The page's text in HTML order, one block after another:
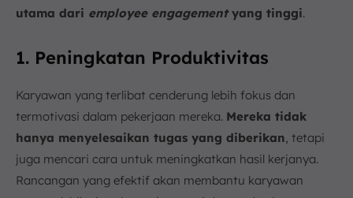
utama dari employee engagementyang tinggi.
1. Peningkatan Produktivitas
Karyawan yang terlibat cenderung lebih fokus dan
termotivasi dalam pekerjaan mereka. Mereka tidak
hanya menyelesaikan tugas yang diberikan, tetapi
juga mencari cara untuk meningkatkan hasil kerjanya.
Rancangan yang efektif akan membantu karyawan